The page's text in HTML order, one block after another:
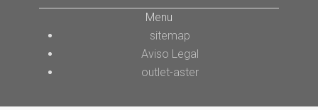
Menu
sitemap
Aviso Legal
outlet-aster